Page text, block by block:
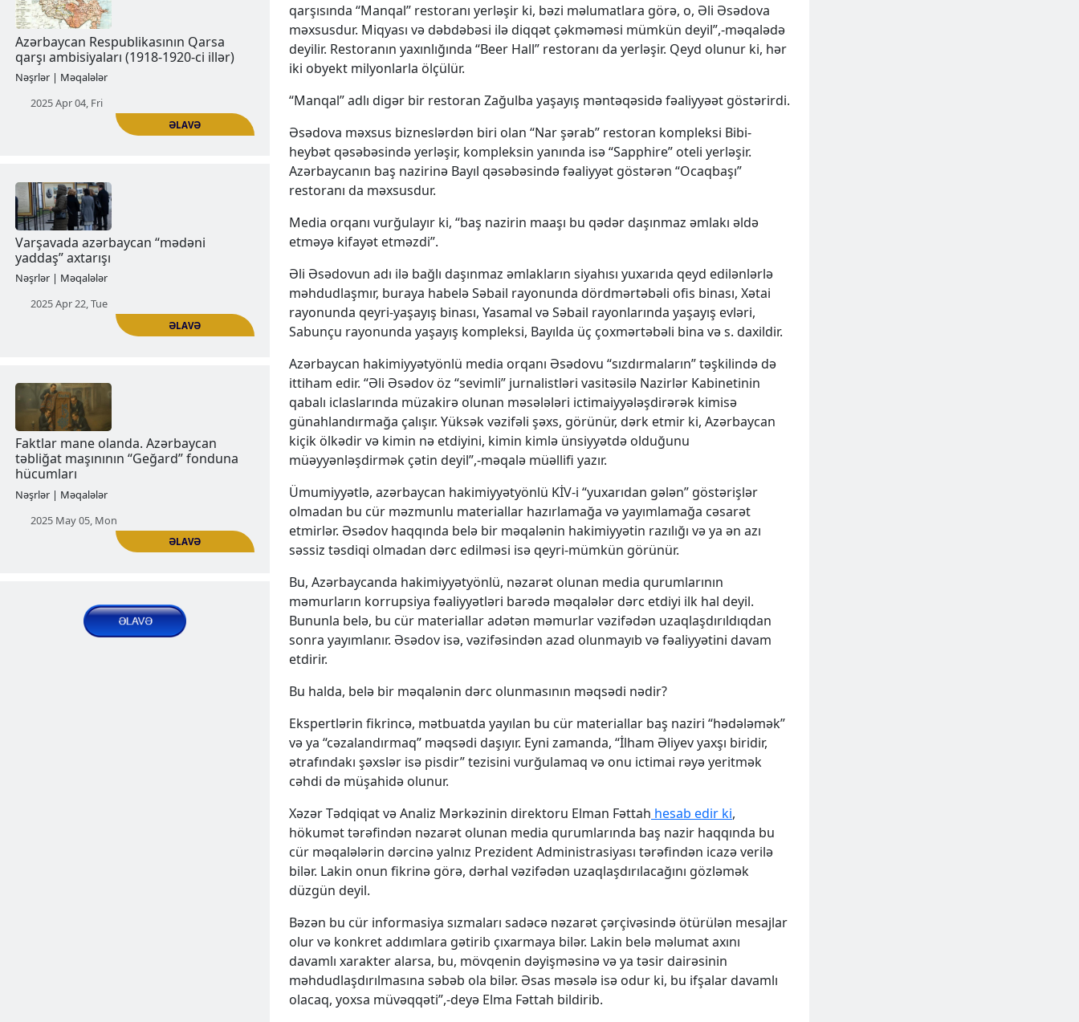
“Multikultural və tolerant”
Azərbaycanda dini etiqad azadlığı
sıxışdırılır
Nəşrlər | Məqalələr
2025 Apr 02, Wed
Azərbaycan Respublikasının Qarsa
qarşı ambisiyaları (1918-1920-ci illər)
Nəşrlər | Məqalələr
Varşavada azərbaycan “mədəni
yaddaş” axtarışı
2025 Apr 22, Tue
qarşısında “Manqal” restoranı yerləşir ki, bəzi məlumatlara görə, o, Əli Əsədova
məxsusdur. Miqyası və dəbdəbəsi ilə diqqət çəkməməsi mümkün deyil”,-məqalədə
deyilir. Restoranın yaxınlığında “Beer Hall” restoranı da yerləşir. Qeyd olunur ki, hər
iki obyekt milyonlarla ölçülür.
“Manqal” adlı digər bir restoran Zağulba yaşayış məntəqəsidə fəaliyyəət göstərirdi.
Əsədova məxsus bizneslərdən biri olan “Nar şərab” restoran kompleksi Bibi-
heybət qəsəbəsində yerləşir, kompleksin yanında isə “Sapphire” oteli yerləşir.
Azərbaycanın baş nazirinə Bayıl qəsəbəsində fəaliyyət göstərən “Ocaqbaşı”
restoranı da məxsusdur.
Media orqanı vurğulayır ki, “baş nazirin maaşı bu qədər daşınmaz əmlakı əldə
etməyə kifayət etməzdi”.
Əli Əsədovun adı ilə bağlı daşınmaz əmlakların siyahısı yuxarıda qeyd edilənlərlə
məhdudlaşmır, buraya habelə Səbail rayonunda dördmərtəbəli ofis binası, Xətai
rayonunda qeyri-yaşayış binası, Yasamal və Səbail rayonlarında yaşayış evləri,
Sabunçu rayonunda yaşayış kompleksi, Bayılda üç çoxmərtəbəli bina və s. daxildir.
Azərbaycan hakimiyyətyönlü media orqanı Əsədovu “sızdırmaların” təşkilində də
ittiham edir. “Əli Əsədov öz “sevimli” jurnalistləri vasitəsilə Nazirlər Kabinetinin
qabalı iclaslarında müzakirə olunan məsələləri ictimaiyyələşdirərək kimisə
günahlandırmağa çalışır. Yüksək vəzifəli şəxs, görünür, dərk etmir ki, Azərbaycan
kiçik ölkədir və kimin nə etdiyini, kimin kimlə ünsiyyətdə olduğunu
müəyyənləşdirmək çətin deyil”,-məqalə müəllifi yazır.
Ümumiyyətlə, azərbaycan hakimiyyətyönlü KİV-i “yuxarıdan gələn” göstərişlər
olmadan bu cür məzmunlu materiallar hazırlamağa və yayımlamağa cəsarət
etmirlər. Əsədov haqqında belə bir məqalənin hakimiyyətin razılığı və ya ən azı
səssiz təsdiqi olmadan dərc edilməsi isə qeyri-mümkün görünür.
Bu, Azərbaycanda hakimiyyətyönlü, nəzarət olunan media qurumlarının
məmurların korrupsiya fəaliyyətləri barədə məqalələr dərc etdiyi ilk hal deyil.
Bununla belə, bu cür materiallar adətən məmurlar vəzifədən uzaqlaşdırıldıqdan
sonra yayımlanır. Əsədov isə, vəzifəsindən azad olunmayıb və fəaliyyətini davam
etdirir.
Bu halda, belə bir məqalənin dərc olunmasının məqsədi nədir?
Ekspertlərin fikrincə, mətbuatda yayılan bu cür materiallar baş naziri “hədələmək”
və ya “cəzalandırmaq” məqsədi daşıyır. Eyni zamanda, “İlham Əliyev yaxşı biridir,
ətrafındakı şəxslər isə pisdir” tezisini vurğulamaq və onu ictimai rəyə yeritmək
cəhdi də müşahidə olunur.
Xəzər Tədqiqat və Analiz Mərkəzinin direktoru Elman Fəttah hesab edir ki,
hökumət tərəfindən nəzarət olunan media qurumlarında baş nazir haqqında bu
cür məqalələrin dərcinə yalnız Prezident Administrasiyası tərəfindən icazə verilə
bilər. Lakin onun fikrinə görə, dərhal vəzifədən uzaqlaşdırılacağını gözləmək
düzgün deyil.
Bəzən bu cür informasiya sızmaları sadəcə nəzarət çərçivəsində ötürülən mesajlar
olur və konkret addımlara gətirib çıxarmaya bilər. Lakin belə məlumat axını
davamlı xarakter alarsa, bu, mövqenin dəyişməsinə və ya təsir dairəsinin
məhdudlaşdırılmasına səbəb ola bilər. Əsas məsələ isə odur ki, bu ifşalar davamlı
olacaq, yoxsa müvəqqəti”,-deyə Elma Fəttah bildirib.